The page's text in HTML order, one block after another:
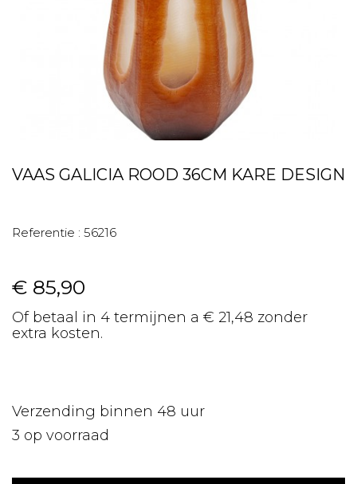
VAAS GALICIA ROOD 36CM KARE DESIGN
Referentie : 56216
€ 85,90
Of betaal in 4 termijnen a € 21,48 zonder
extra kosten.
Verzending binnen 48 uur
3 op voorraad